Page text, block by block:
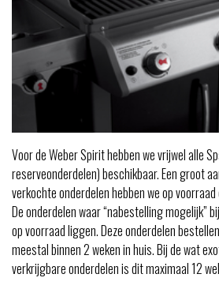
Voor de Weber Spirit hebben we vrijwel alle
reserveonderdelen) beschikbaar. Een groot
verkochte onderdelen hebben we op
De onderdelen waar “nabestelling mogelijk”
op voorraad liggen. Deze onderdelen
meestal binnen 2 weken in huis. Bij de wat
verkrijgbare onderdelen is dit maximaal 12